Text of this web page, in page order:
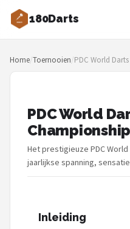
180Darts
Zoeken
NAVIGATIE
Merken
Blog
Dartspelers
Home/Toernooien/PDC World
PDC World
Championship
Het prestigieuze PDC
jaarlijkse spanning,
Inleiding